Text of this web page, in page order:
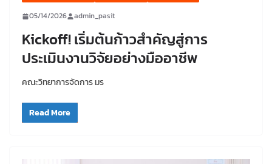
05/14/2026 admin_pasit
Kickoff! เริ่มต้นก้าวสำคัญสู่การ
ประเมินงานวิจัยอย่างมืออาชีพ
คณะวิทยาการจัดการ มร
Read More